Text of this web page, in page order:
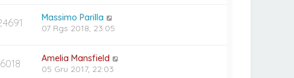
Massimo Parilla
07 Rgs 2018, 23:05
6018
Amelia Mansfield
05 Gru 2017, 22:03